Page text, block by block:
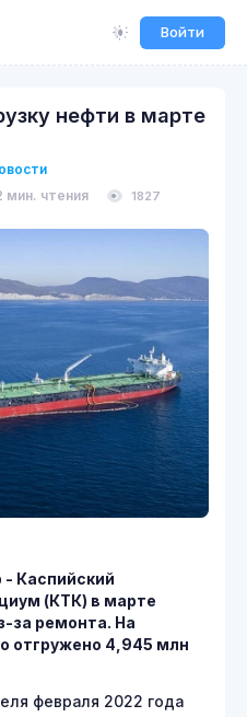
Войти
нефти в марте
мин. чтения 1827
- Каспийский
(КТК) в марте
за ремонта. На
отгружено 4,945 млн
февраля 2022 года